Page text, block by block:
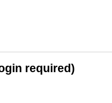
required)